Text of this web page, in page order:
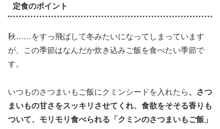
定食のポイント
秋……をすっ飛ばして冬みたいになってしまっています
が、この季節はなんだか炊き込みご飯を食べたい季節で
す。
いつものさつまいもご飯にクミンシードを入れたら、さつ
まいもの甘さをスッキリさせてくれ、食欲をそそる香りも
ついて、モリモリ食べられる「クミンのさつまいもご飯」